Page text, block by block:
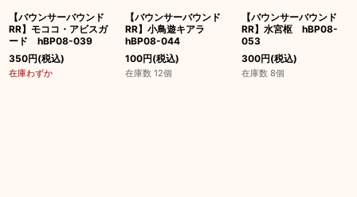
【バウンサーバウンド
RR】モココ・アビスガ
ード hBP08-039
350円(税込)
在庫わずか
【バウンサーバウンド
RR】小鳥遊キアラ
hBP08-044
100円(税込)
在庫数 12個
【バウンサーバウンド
RR】水宮枢 hBP08-
053
300円(税込)
在庫数 8個